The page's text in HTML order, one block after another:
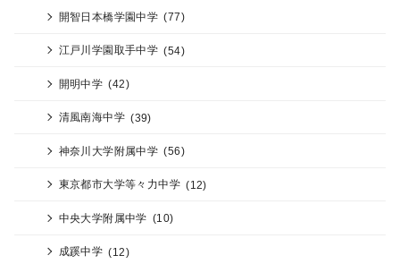
開智日本橋学園中学 (77)
江戸川学園取手中学 (54)
開明中学 (42)
清風南海中学 (39)
神奈川大学附属中学 (56)
東京都市大学等々力中学 (12)
中央大学附属中学 (10)
成蹊中学 (12)